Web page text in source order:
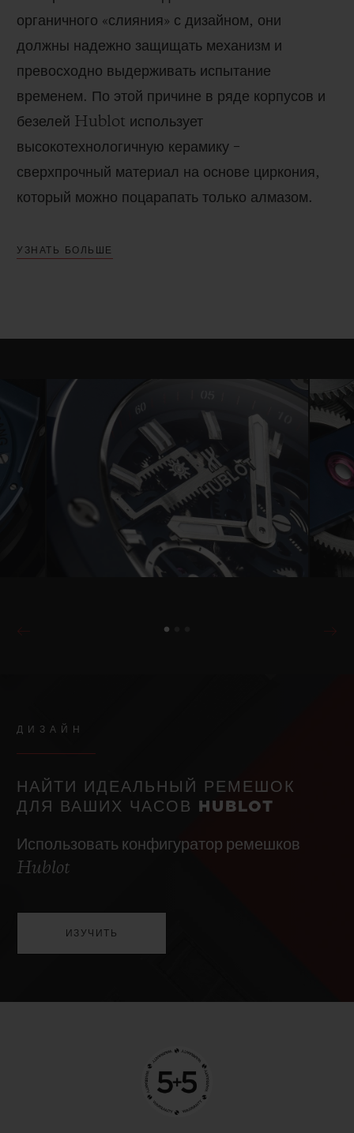
органичного «слияния» с дизайном, они
должны надежно защищать механизм и
превосходно выдерживать испытание
временем. По этой причине в ряде корпусов и
безелей Hublot использует
высокотехнологичную керамику –
сверхпрочный материал на основе циркония,
который можно поцарапать только алмазом.
УЗНАТЬ БОЛЬШЕ
ДИЗАЙН
НАЙТИ ИДЕАЛЬНЫЙ РЕМЕШОК
ДЛЯ ВАШИХ ЧАСОВ HUBLOT
Использовать конфигуратор ремешков
Hublot
ИЗУЧИТЬ